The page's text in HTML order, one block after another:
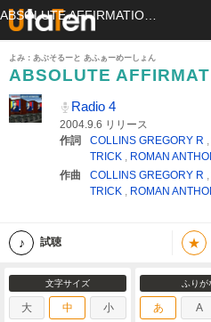
よみ：あぶそるーと あふぁーめーしょん
ABSOLUTE
Radio 4
2004.9.6 リリース
作詞
COLLINS GREGORY R ,
TRICK , ROMAN
作曲
COLLINS GREGORY R ,
TRICK , ROMAN
試聴 ★
文字サイズ
大 中 小
ふりが
あ A